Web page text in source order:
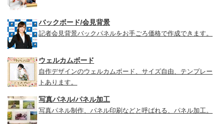
バックボード/会見背景
記者会見背景バックパネルをお手ごろ価格で作成できます。
ウェルカムボード
自作デザインのウェルカムボード、サイズ自由、テンプレー
トあります。
写真パネル/パネル加工
写真パネル制作、パネル印刷などと呼ばれる、パネル加工。